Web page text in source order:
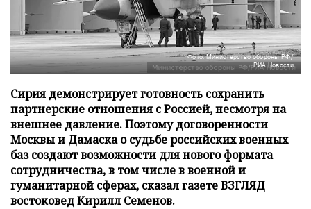
Фото: Министерство обороны РФ/
РИА Новости
Сирия демонстрирует готовность сохранить
партнерские отношения с Россией, несмотря на
внешнее давление. Поэтому договоренности
Москвы и Дамаска о судьбе российских военных
баз создают возможности для нового формата
сотрудничества, в том числе в военной и
гуманитарной сферах, сказал газете ВЗГЛЯД
востоковед Кирилл Семенов.